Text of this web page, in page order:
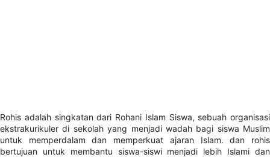
Rohis adalah singkatan dari Rohani Islam Siswa, sebuah organisasi
ekstrakurikuler di sekolah yang menjadi wadah bagi siswa Muslim
untuk memperdalam dan memperkuat ajaran Islam. dan rohis
bertujuan untuk membantu siswa-siswi menjadi lebih Islami dan